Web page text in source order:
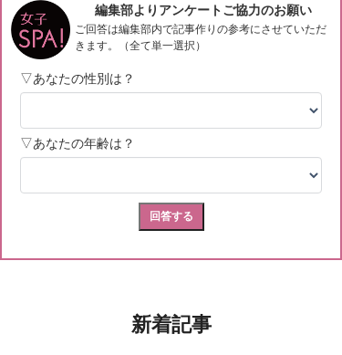
新着記事